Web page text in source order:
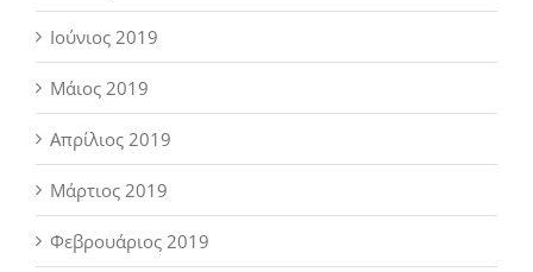
Ιούνιος 2019
Μάιος 2019
Απρίλιος 2019
Μάρτιος 2019
Φεβρουάριος 2019